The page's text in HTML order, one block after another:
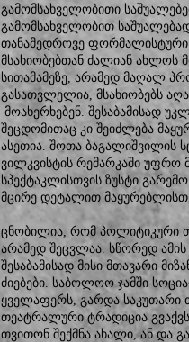
გამომსახველობითი
გამომსახველობით საშუალებად
თანამედროვე ფორმალისტური
მსახიობებთან ძალიან ახლოს
სითამამეზე, არამედ მაღალ
გასათვლელია, მსახიობებს
მოახერხებენ. შესაბამისად
შეცდომითაც კი შეიძლება
ასეთია. შოთა ბაგალიშვილის
ვილკვისტის რემარკაში უფრო
სპექტაკლისთვის ზუსტი
მცირე დეტალით
ცნობილია, რომ პოლიტიკური
არამედ შეცვლაა. სწორედ
შესაბამისად მისი მთავარი
ძიებები. საბოლოო ჯამში
ყველაფერს, გარდა საკუთარი
თეატრალური ტრადიცია
თვითონ შექმნა ახალი, ან და